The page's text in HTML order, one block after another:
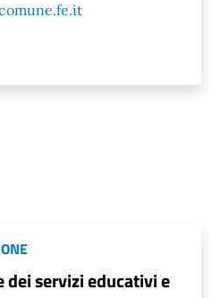
servizi educativi e